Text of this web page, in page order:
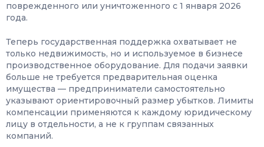
поврежденного или уничтоженного с 1 января 2026
года.
Теперь государственная поддержка охватывает не
только недвижимость, но и используемое в бизнесе
производственное оборудование. Для подачи заявки
больше не требуется предварительная оценка
имущества — предприниматели самостоятельно
указывают ориентировочный размер убытков. Лимиты
компенсации применяются к каждому юридическому
лицу в отдельности, а не к группам связанных
компаний.